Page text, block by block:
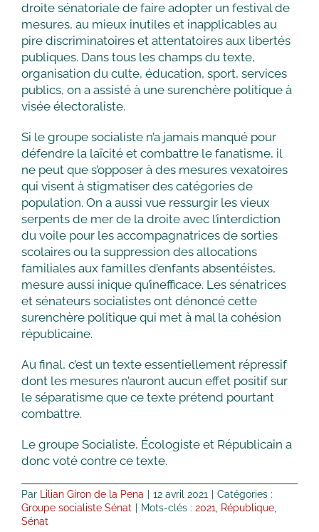
droite sénatoriale de faire adopter un festival de
mesures, au mieux inutiles et inapplicables au
pire discriminatoires et attentatoires aux libertés
publiques. Dans tous les champs du texte,
organisation du culte, éducation, sport, services
publics, on a assisté à une surenchère politique à
visée électoraliste.
Si le groupe socialiste n’a jamais manqué pour
défendre la laïcité et combattre le fanatisme, il
ne peut que s’opposer à des mesures vexatoires
qui visent à stigmatiser des catégories de
population. On a aussi vue ressurgir les vieux
serpents de mer de la droite avec l’interdiction
du voile pour les accompagnatrices de sorties
scolaires ou la suppression des allocations
familiales aux familles d’enfants absentéistes,
mesure aussi inique qu’inefficace. Les sénatrices
et sénateurs socialistes ont dénoncé cette
surenchère politique qui met à mal la cohésion
républicaine.
Au final, c’est un texte essentiellement répressif
dont les mesures n’auront aucun effet positif sur
le séparatisme que ce texte prétend pourtant
combattre.
Le groupe Socialiste, Écologiste et Républicain a
donc voté contre ce texte.
Par Lilian Giron de la Pena 12 avril 2021
Catégories :
Groupe socialiste Sénat
Mots-clés : 2021 République
Sénat